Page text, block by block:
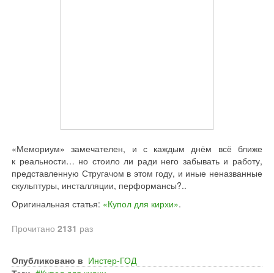
«Мемориум» замечателен, и с каждым днём всё ближе
к реальности… но стоило ли ради него забывать и работу,
представленную Стругачом в этом году, и иные неназванные
скульптуры, инсталляции, перформансы?..
Оригинальная статья: «Купол для кирхи».
Прочитано 2131 раз
Опубликовано в Инстер-ГОД